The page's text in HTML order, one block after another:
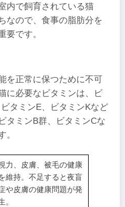
内で飼育されている猫
なので、食事の脂肪分を
要です。
を正常に保つために不可
に必要なビタミンは、ビ
タミンE、ビタミンKなど
タミンB群、ビタミンCな
。
力、皮膚、被毛の健康
維持。不足すると夜盲
や皮膚の健康問題が発
。